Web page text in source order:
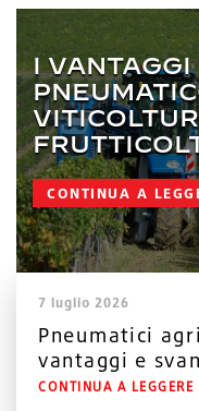
I
CONTINUA A
7 luglio 2026
Pneumatici
vantaggi e
CONTINUA A LEGGERE